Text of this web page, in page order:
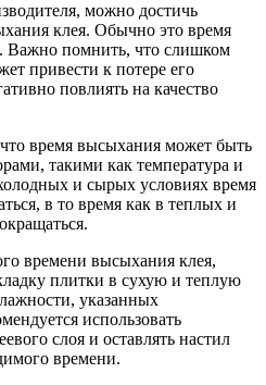
можно достичь
клея. Обычно это время
Важно помнить, что слишком
привести к потере его
повлиять на качество
время высыхания может быть
такими как температура и
и сырых условиях время
в то время как в теплых и
времени высыхания клея,
плитки в сухую и теплую
указанных
использовать
слоя и оставлять настил
времени.